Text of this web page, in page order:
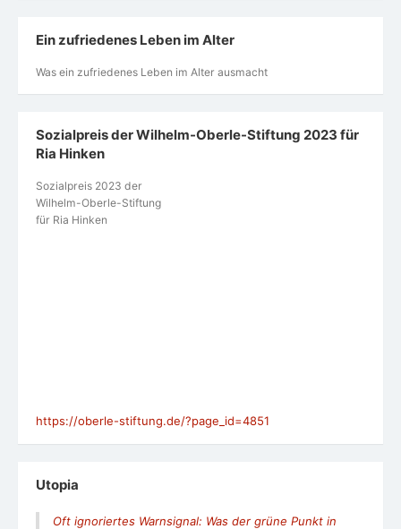
Ein zufriedenes Leben im Alter
Was ein zufriedenes Leben im Alter ausmacht
Sozialpreis der Wilhelm-Oberle-Stiftung 2023 für
Ria Hinken
Sozialpreis 2023 der
Wilhelm-Oberle-Stiftung
für Ria Hinken
https://oberle-stiftung.de/?page_id=4851
Utopia
Oft ignoriertes Warnsignal: Was der grüne Punkt in